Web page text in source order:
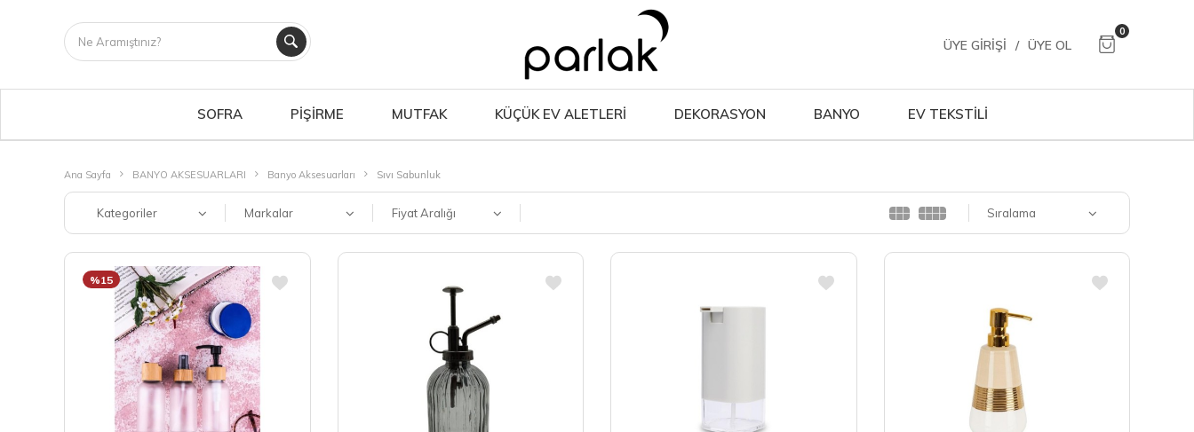
ÜYE GIRIŞI / ÜYE OL
0
SOFRA PİŞİRME MUTFAK KÜÇÜK EV ALETLERİ DEKORASYON BANYO EV TEKSTİLİ
Ana Sayfa BANYO AKSESUARLARI Banyo Aksesuarları Sıvı Sabunluk
Sıralama
Kategoriler Markalar Fiyat Aralığı
%15